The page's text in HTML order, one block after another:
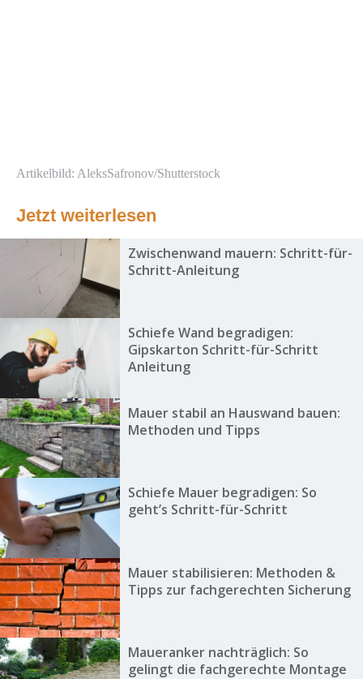
Artikelbild: AleksSafronov/Shutterstock
Jetzt weiterlesen
Zwischenwand mauern: Schritt-für-
Schritt-Anleitung
Schiefe Wand begradigen:
Gipskarton Schritt-für-Schritt
Anleitung
Mauer stabil an Hauswand bauen:
Methoden und Tipps
Schiefe Mauer begradigen: So
geht’s Schritt-für-Schritt
Mauer stabilisieren: Methoden &
Tipps zur fachgerechten Sicherung
Maueranker nachträglich: So
gelingt die fachgerechte Montage